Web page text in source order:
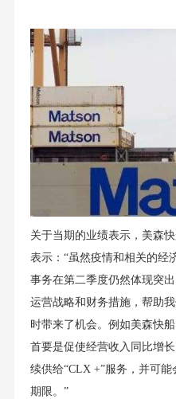
关于当期的业绩表示，美森
表示：“虽然疫情和相关的经
事务在第⼆季度仍然体现突
运营战略和财务措施，帮助
时带来了机会。例如美森快
首要是促使经营收⼊同⽐增
续供给“CLX +”服务，并可
期限。”